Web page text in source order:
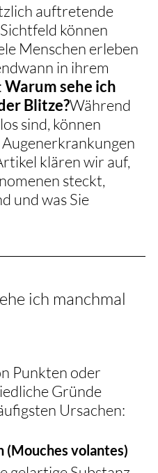
auftretende
können
Menschen erleben
in ihrem
Warum sehe ich
Blitze?Während
sind, können
klären wir auf,
steckt,
und was Sie
ich manchmal
Punkten oder
Gründe
Ursachen:
(Mouches volantes)